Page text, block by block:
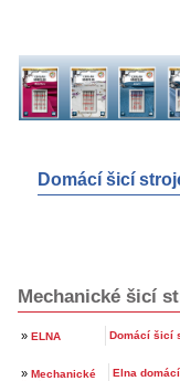
Domácí šicí
Mechanické šicí
» ELNA Domácí šicí
» Mechanické
Elna